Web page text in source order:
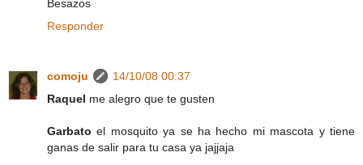
Besazos
Responder
comoju
14/10/08 00:37
Raquel me alegro que te gusten
Garbato el mosquito ya se ha hecho mi mascota y tiene
ganas de salir para tu casa ya jajjaja